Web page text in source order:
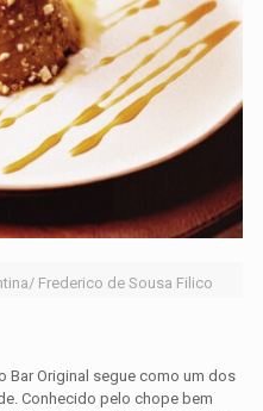
Frederico de Sousa Filico
Bar Original segue como um dos
Conhecido pelo chope bem